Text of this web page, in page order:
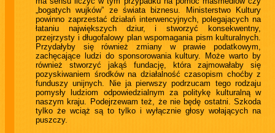
„bogatych wujków” ze świata biznesu. Ministerstwo Kultury
powinno zaprzestać działań interwencyjnych, polegających na
łataniu największych dziur, i stworzyć konsekwentny,
przejrzysty i długofalowy plan wspomagania pism kulturalnych.
Przydałyby się również zmiany w prawie podatkowym,
zachęcające ludzi do sponsorowania kultury. Może warto by
również stworzyć jakąś fundację, która zajmowałaby się
pozyskiwaniem środków na działalność czasopism choćby z
funduszy unijnych. Nie ja pierwszy podrzucam tego rodzaju
pomysły ludziom odpowiedzialnym za politykę kulturalną w
naszym kraju. Podejrzewam też, że nie będę ostatni. Szkoda
tylko że wciąż są to tylko i wyłącznie głosy wołających na
puszczy.